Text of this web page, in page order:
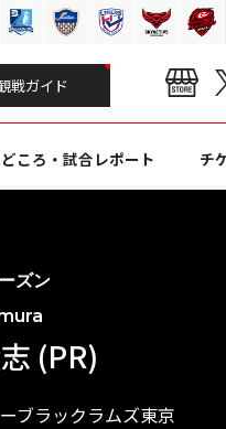
戦ガイド
ころ・試合レポート チ
ズン
(PR)
ブラックラムズ東京